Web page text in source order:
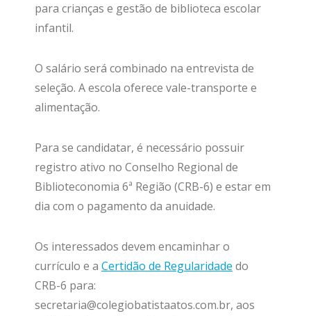
para crianças e gestão de biblioteca escolar
infantil.
O salário será combinado na entrevista de
seleção. A escola oferece vale-transporte e
alimentação.
Para se candidatar, é necessário possuir
registro ativo no Conselho Regional de
Biblioteconomia 6ª Região (CRB-6) e estar em
dia com o pagamento da anuidade.
Os interessados devem encaminhar o
currículo e a Certidão de Regularidade do
CRB-6 para:
secretaria@colegiobatistaatos.com.br, aos